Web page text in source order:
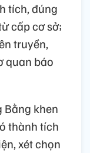
tích, đúng
cấp cơ sở;
truyền,
quan báo
Bằng khen
thành tích
xét chọn